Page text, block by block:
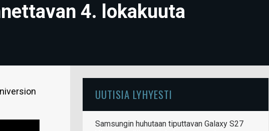
4. lokakuuta
UUTISIA LYHYESTI
Samsungin huhutaan tiputtavan Galaxy S27